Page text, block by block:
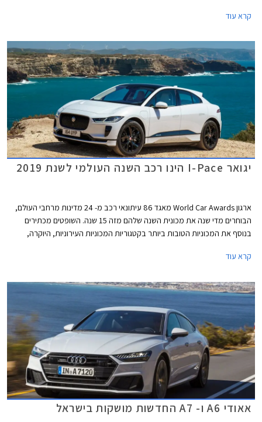
קרא עוד
יגואר I-Pace הינו רכב השנה העולמי לשנת 2019
ארגון World Car Awards מאגד 86 עיתונאי רכב מ- 24 מדינות מרחבי העולם,
הבוחרים מדי שנה את מכונית השנה שלהם מזה 15 שנה. השופטים מכתירים
בנוסף את המכוניות הטובות ביותר בקטגוריות המכוניות העירוניות, היוקרה,
הרכבים הזוכים מוכרזים בתערוכת ניו יורק המתקיימת בימים אלה.
קרא עוד
אאודי A6 ו- A7 החדשות מושקות בישראל